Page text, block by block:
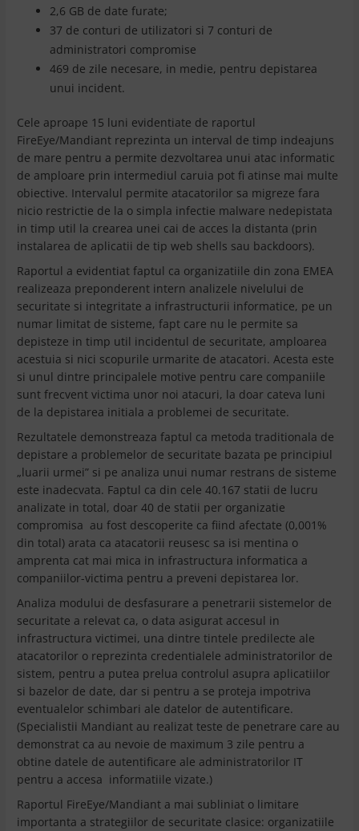
2,6 GB de date furate;
37 de conturi de utilizatori si 7 conturi de
administratori compromise
469 de zile necesare, in medie, pentru depistarea
unui incident.
Cele aproape 15 luni evidentiate de raportul
FireEye/Mandiant reprezinta un interval de timp indeajuns
de mare pentru a permite dezvoltarea unui atac informatic
de amploare prin intermediul caruia pot fi atinse mai multe
obiective. Intervalul permite atacatorilor sa migreze fara
nicio restrictie de la o simpla infectie malware nedepistata
in timp util la crearea unei cai de acces la distanta (prin
instalarea de aplicatii de tip web shells sau backdoors).
Raportul a evidentiat faptul ca organizatiile din zona EMEA
realizeaza preponderent intern analizele nivelului de
securitate si integritate a infrastructurii informatice, pe un
numar limitat de sisteme, fapt care nu le permite sa
depisteze in timp util incidentul de securitate, amploarea
acestuia si nici scopurile urmarite de atacatori. Acesta este
si unul dintre principalele motive pentru care companiile
sunt frecvent victima unor noi atacuri, la doar cateva luni
de la depistarea initiala a problemei de securitate.
Rezultatele demonstreaza faptul ca metoda traditionala de
depistare a problemelor de securitate bazata pe principiul
„luarii urmei” si pe analiza unui numar restrans de sisteme
este inadecvata. Faptul ca din cele 40.167 statii de lucru
analizate in total, doar 40 de statii per organizatie
compromisa au fost descoperite ca fiind afectate (0,001%
din total) arata ca atacatorii reusesc sa isi mentina o
amprenta cat mai mica in infrastructura informatica a
companiilor-victima pentru a preveni depistarea lor.
Analiza modului de desfasurare a penetrarii sistemelor de
securitate a relevat ca, o data asigurat accesul in
infrastructura victimei, una dintre tintele predilecte ale
atacatorilor o reprezinta credentialele administratorilor de
sistem, pentru a putea prelua controlul asupra aplicatiilor
si bazelor de date, dar si pentru a se proteja impotriva
eventualelor schimbari ale datelor de autentificare.
(Specialistii Mandiant au realizat teste de penetrare care au
demonstrat ca au nevoie de maximum 3 zile pentru a
obtine datele de autentificare ale administratorilor IT
pentru a accesa informatiile vizate.)
Raportul FireEye/Mandiant a mai subliniat o limitare
importanta a strategiilor de securitate clasice: organizatiile